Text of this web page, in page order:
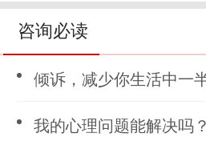
咨询必读
倾诉，减少你生活中一
我的心理问题能解决吗